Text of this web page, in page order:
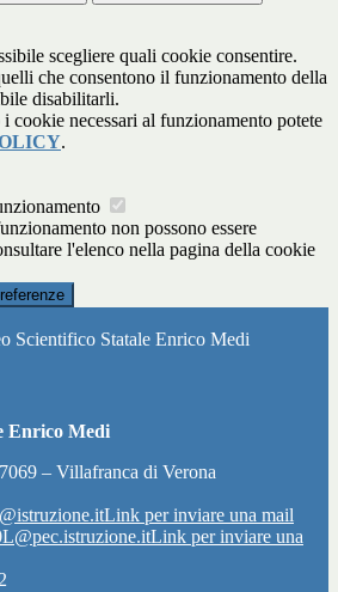
scegliere quali cookie consentire.
che consentono il funzionamento della
disabilitarli.
cookie necessari al funzionamento potete
.
non possono essere
l'elenco nella pagina della cookie
Scientifico Statale Enrico Medi
Enrico Medi
– Villafranca di Verona
Link per inviare una mail
Link per inviare una